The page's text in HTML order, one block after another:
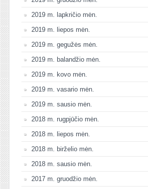
2019 m. lapkričio mėn.
2019 m. liepos mėn.
2019 m. gegužės mėn.
2019 m. balandžio mėn.
2019 m. kovo mėn.
2019 m. vasario mėn.
2019 m. sausio mėn.
2018 m. rugpjūčio mėn.
2018 m. liepos mėn.
2018 m. birželio mėn.
2018 m. sausio mėn.
2017 m. gruodžio mėn.